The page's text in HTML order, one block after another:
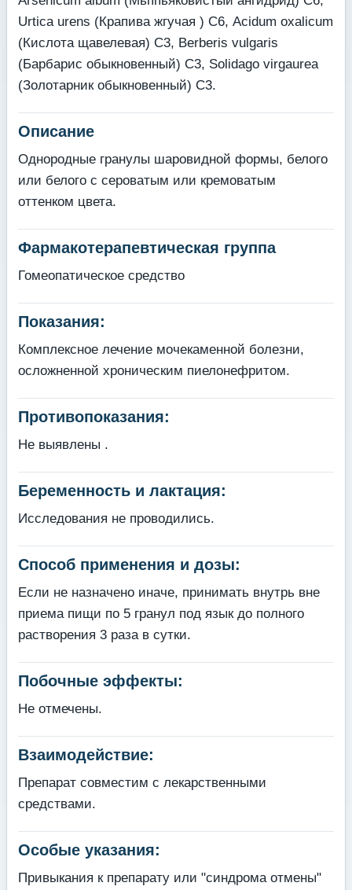
Urtica urens (Крапива жгучая ) С6, Acidum oxalicum
(Кислота щавелевая) С3, Berberis vulgaris
(Барбарис обыкновенный) С3, Solidago virgaurea
(Золотарник обыкновенный) С3.
Описание
Однородные гранулы шаровидной формы, белого
или белого с сероватым или кремоватым
оттенком цвета.
Фармакотерапевтическая группа
Гомеопатическое средство
Показания:
Комплексное лечение мочекаменной болезни,
осложненной хроническим пиелонефритом.
Противопоказания:
Не выявлены .
Беременность и лактация:
Исследования не проводились.
Способ применения и дозы:
Если не назначено иначе, принимать внутрь вне
приема пищи по 5 гранул под язык до полного
растворения 3 раза в сутки.
Побочные эффекты:
Не отмечены.
Взаимодействие:
Препарат совместим с лекарственными
средствами.
Особые указания:
Привыкания к препарату или "синдрома отмены"